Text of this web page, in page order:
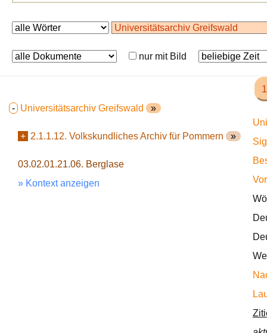
nur mit Bild
- Universitätsarchiv Greifswald »
+ 2.1.1.12. Volkskundliches Archiv für Pommern »
03.02.01.21.06. Berglase
» Kontext anzeigen